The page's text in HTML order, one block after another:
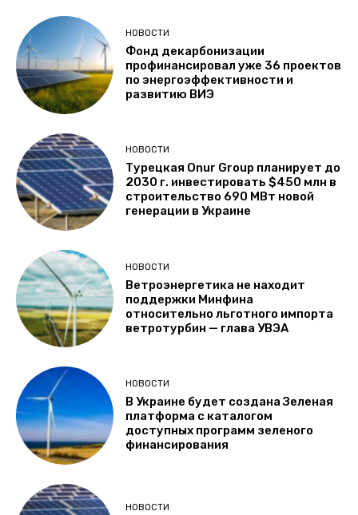
НОВОСТИ
Фонд декарбонизации
профинансировал уже 36 проектов
по энергоэффективности и
развитию ВИЭ
НОВОСТИ
Турецкая Onur Group планирует до
2030 г. инвестировать $450 млн в
строительство 690 МВт новой
генерации в Украине
НОВОСТИ
Ветроэнергетика не находит
поддержки Минфина
относительно льготного импорта
ветротурбин — глава УВЭА
НОВОСТИ
В Украине будет создана Зеленая
платформа с каталогом
доступных программ зеленого
финансирования
НОВОСТИ